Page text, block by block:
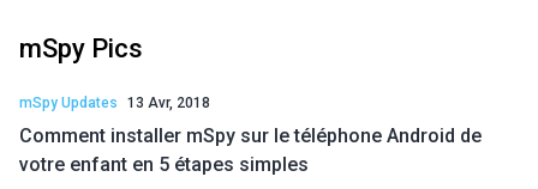
mSpy Pics
mSpy Updates 13 Avr, 2018
Comment installer mSpy sur le téléphone Android de
votre enfant en 5 étapes simples